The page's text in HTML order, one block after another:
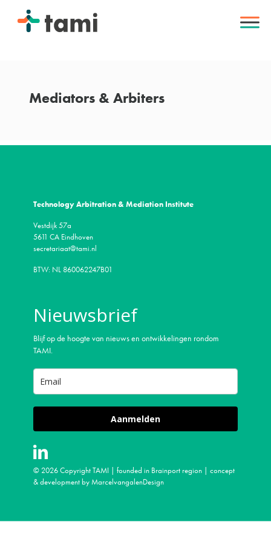
Mediators & Arbiters
Technology Arbitration & Mediation Institute
Vestdijk 57a
5611 CA Eindhoven
secretariaat@tami.nl
BTW: NL 860062247B01
Nieuwsbrief
Blijf op de hoogte van nieuws en ontwikkelingen rondom
TAMI.
Aanmelden
© 2026 Copyright TAMI | founded in Brainport region | concept
& development byMarcelvangalenDesign